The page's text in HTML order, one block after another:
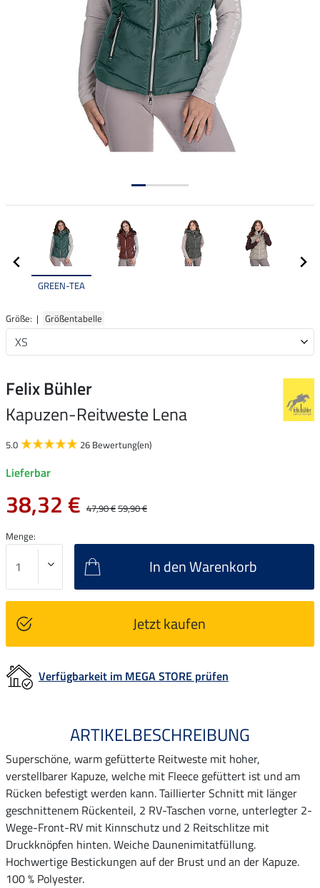
GREEN-TEA
Größe: | Größentabelle
Felix Bühler
Kapuzen-Reitweste Lena
5.0 26 Bewertung(en)
Lieferbar
38,32 € 47,90 €59,90 €
Menge:
In den Warenkorb
Jetzt kaufen
Verfügbarkeit im MEGA STORE prüfen
ARTIKELBESCHREIBUNG
Superschöne, warm gefütterte Reitweste mit hoher,
verstellbarer Kapuze, welche mit Fleece gefüttert ist und am
Rücken befestigt werden kann. Taillierter Schnitt mit länger
geschnittenem Rückenteil, 2 RV-Taschen vorne, unterlegter 2-
Wege-Front-RV mit Kinnschutz und 2 Reitschlitze mit
Druckknöpfen hinten. Weiche Daunenimitatfüllung.
Hochwertige Bestickungen auf der Brust und an der Kapuze.
100 % Polyester.